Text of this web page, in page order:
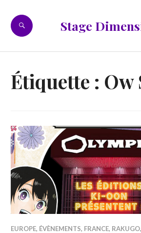
contenu
Stage
RECHERCHE
Étiquette : Ow
EUROPE, ÉVÈNEMENTS, FRANCE, RAKUGO,